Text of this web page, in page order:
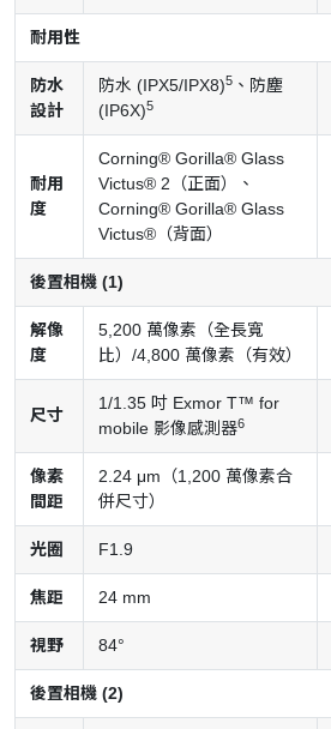
耐用性
防水
設計
防水 (IPX5/IPX8)5 、防塵
(IP6X)5
耐用
度
Corning® Gorilla® Glass
Victus® 2（正面）、
Corning® Gorilla® Glass
Victus®（背面）
後置相機 (1)
解像
度
5,200 萬像素（全長寬
比）/4,800 萬像素（有效）
尺寸
1/1.35 吋 Exmor T™ for
mobile 影像感測器6
像素
間距
2.24 μm（1,200 萬像素合
併尺寸）
光圈 F1.9
焦距 24 mm
視野 84°
後置相機 (2)